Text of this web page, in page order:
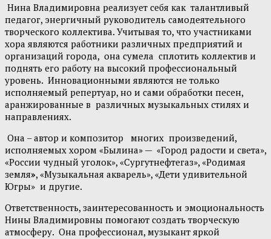
Нина Владимировна реализует себя как талантливый
педагог, энергичный руководитель самодеятельного
творческого коллектива. Учитывая то, что участниками
хора являются работники различных предприятий и
организаций города, она сумела сплотить коллектив и
поднять его работу на высокий профессиональный
уровень. Инновационными являются не только
исполняемый репертуар, но и сами обработки песен,
аранжированные в различных музыкальных стилях и
направлениях.
Она – автор и композитор многих произведений,
исполняемых хором «Былина» — «Город радости и света»,
«России чудный уголок», «Сургутнефтегаз», «Родимая
земля», «Музыкальная акварель», «Дети удивительной
Югры» и другие.
Ответственность, заинтересованность и эмоциональность
Нины Владимировны помогают создать творческую
атмосферу. Она профессионал, музыкант яркой